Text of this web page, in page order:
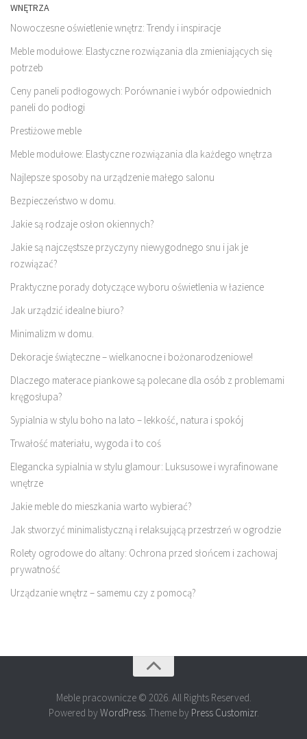
WNĘTRZA
Nowoczesne oświetlenie wnętrz: Trendy i inspiracje
Meble modułowe: Elastyczne rozwiązania dla zmieniających się
potrzeb
Ceny paneli podłogowych: Porównanie i wybór odpowiednich
paneli do podłogi
Prestiżowe meble
Meble modułowe: Elastyczne rozwiązania dla każdego wnętrza
Najlepsze sposoby na urządzenie małego salonu
Bezpieczeństwo w domu.
Jakie są rodzaje osłon okiennych?
Jakie są najczęstsze przyczyny niewygodnego snu i jak je
rozwiązać?
Praktyczne porady dotyczące wyboru oświetlenia w łazience
Jak urządzić idealne biuro?
Minimalizm w domu.
Dekoracje świąteczne – wielkanocne i bożonarodzeniowe!
Dlaczego materace piankowe są polecane dla osób z problemami
kręgosłupa?
Sypialnia w stylu boho na lato – lekkość, natura i spokój
Trwałość materiału, wygoda i to coś
Elegancka sypialnia w stylu glamour: Luksusowe i wyrafinowane
wnętrze
Jakie meble do mieszkania warto wybierać?
Jak stworzyć minimalistyczną i relaksującą przestrzeń w ogrodzie
Rolety ogrodowe do altany: Ochrona przed słońcem i zachowaj
prywatność
Urządzanie wnętrz – samemu czy z pomocą?
Meble pracownicze © 2026. All Rights Reserved.
Powered by WordPress. Theme by Press Customizr.